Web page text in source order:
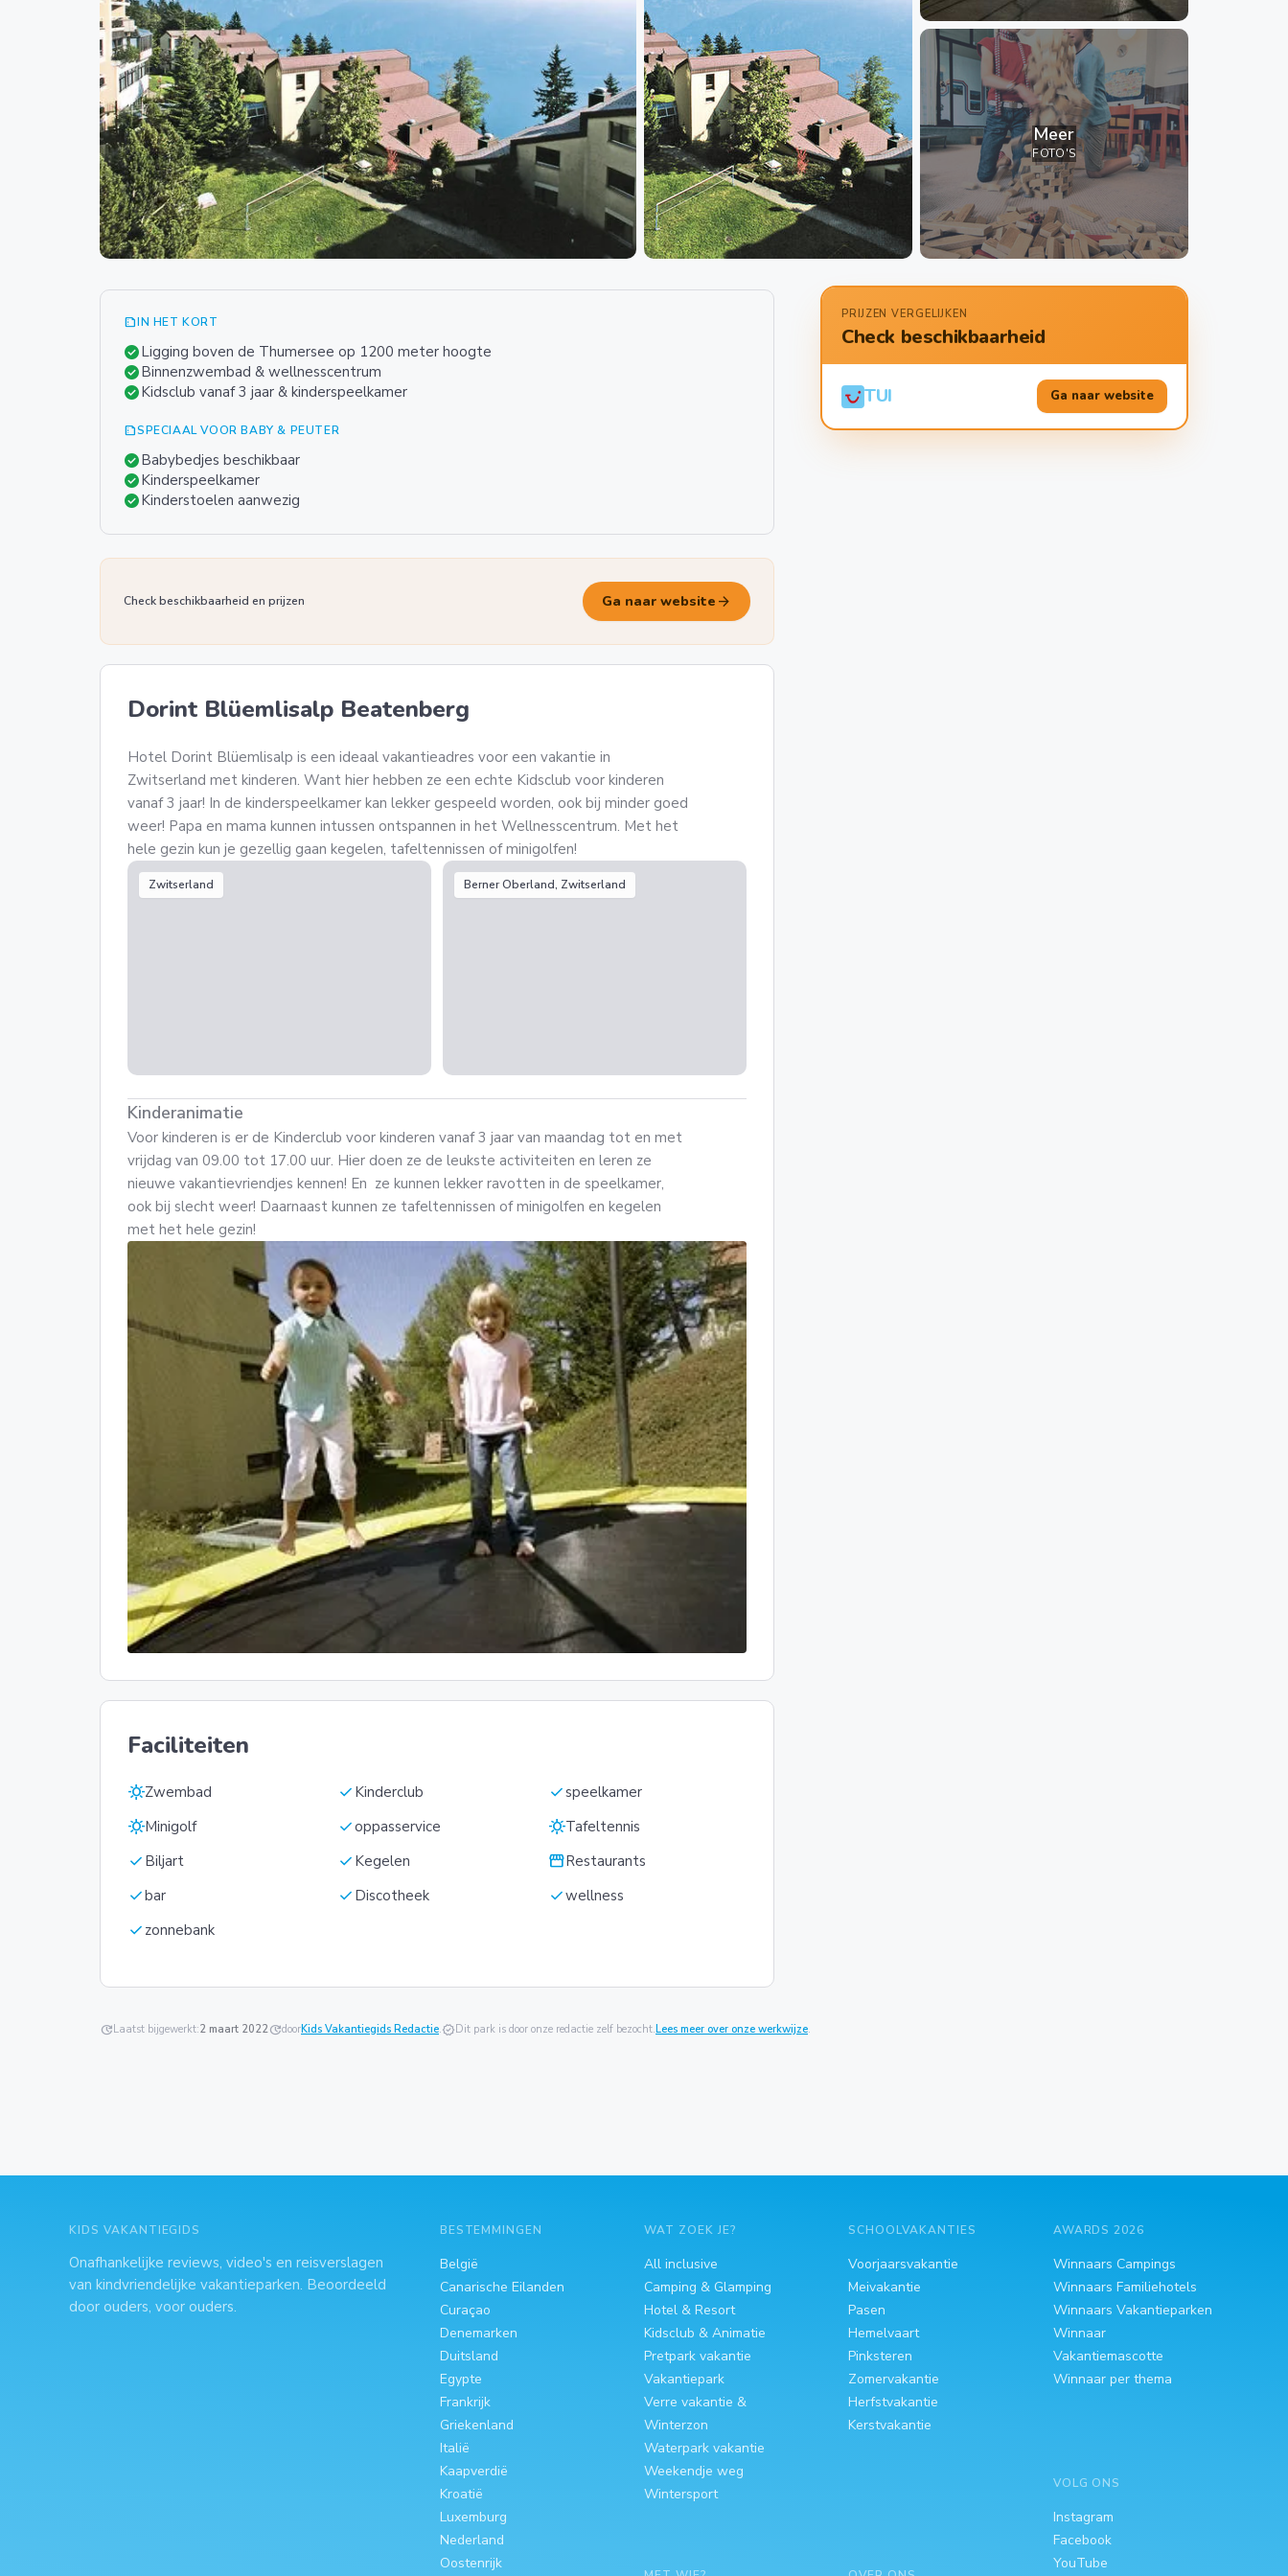
Meer
FOTO'S
summarizeIN HET KORT
check_circleLigging boven de Thumersee op 1200 meter hoogte
check_circleBinnenzwembad & wellnesscentrum
check_circleKidsclub vanaf 3 jaar & kinderspeelkamer
summarizeSPECIAAL VOOR BABY & PEUTER
check_circleBabybedjes beschikbaar
check_circleKinderspeelkamer
check_circleKinderstoelen aanwezig
PRIJZEN VERGELIJKEN
Check beschikbaarheid
TUI Ga naar website
Check beschikbaarheid en prijzen Ga naar website arrow_forward
Dorint Blüemlisalp Beatenberg
Hotel Dorint Blüemlisalp is een ideaal vakantieadres voor een vakantie in
Zwitserland met kinderen. Want hier hebben ze een echte Kidsclub voor kinderen
vanaf 3 jaar! In de kinderspeelkamer kan lekker gespeeld worden, ook bij minder goed
weer! Papa en mama kunnen intussen ontspannen in het Wellnesscentrum. Met het
hele gezin kun je gezellig gaan kegelen, tafeltennissen of minigolfen!
Zwitserland Berner Oberland, Zwitserland
Kinderanimatie
Voor kinderen is er de Kinderclub voor kinderen vanaf 3 jaar van maandag tot en met
vrijdag van 09.00 tot 17.00 uur. Hier doen ze de leukste activiteiten en leren ze
nieuwe vakantievriendjes kennen! En ze kunnen lekker ravotten in de speelkamer,
ook bij slecht weer! Daarnaast kunnen ze tafeltennissen of minigolfen en kegelen
met het hele gezin!
Faciliteiten
sunnyZwembad check Kinderclub checkspeelkamer
sunnyMinigolf checkoppasservice sunnyTafeltennis
check Biljart check Kegelen storefrontRestaurants
checkbar check Discotheek checkwellness
check zonnebank
updateLaatst bijgewerkt:2 maart 2022updatedoorKids Vakantiegids Redactie.verifiedDit park is door onze redactie zelf bezocht.Lees meer over onze werkwijze.
KIDS VAKANTIEGIDS
Onafhankelijke reviews, video's en reisverslagen
van kindvriendelijke vakantieparken. Beoordeeld
door ouders, voor ouders.
BESTEMMINGEN
België
Canarische Eilanden
Curaçao
Denemarken
Duitsland
Egypte
Frankrijk
Griekenland
Italië
Kaapverdië
Kroatië
Luxemburg
Nederland
Oostenrijk
WAT ZOEK JE?
All inclusive
Camping & Glamping
Hotel & Resort
Kidsclub & Animatie
Pretpark vakantie
Vakantiepark
Verre vakantie &
Winterzon
Waterpark vakantie
Weekendje weg
Wintersport
SCHOOLVAKANTIES
Voorjaarsvakantie
Meivakantie
Pasen
Hemelvaart
Pinksteren
Zomervakantie
Herfstvakantie
Kerstvakantie
AWARDS 2026
Winnaars Campings
Winnaars Familiehotels
Winnaars Vakantieparken
Winnaar
Vakantiemascotte
Winnaar per thema
VOLG ONS
Instagram
Facebook
YouTube